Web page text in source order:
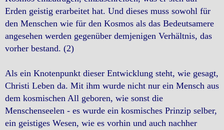
Erden geistig erarbeitet hat. Und dieses muss sowohl für
den Menschen wie für den Kosmos als das Bedeutsamere
angesehen werden gegenüber demjenigen Verhältnis, das
vorher bestand. (2)
Als ein Knotenpunkt dieser Entwicklung steht, wie gesagt,
Christi Leben da. Mit ihm wurde nicht nur ein Mensch aus
dem kosmischen All geboren, wie sonst die
Menschenseelen - es wurde ein kosmisches Prinzip selber,
ein geistiges Wesen, wie es vorhin und auch nachher